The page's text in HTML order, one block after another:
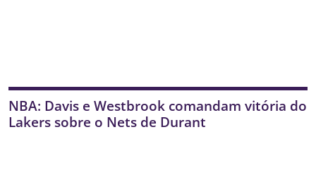
NBA: Davis e Westbrook comandam vitória do
Lakers sobre o Nets de Durant